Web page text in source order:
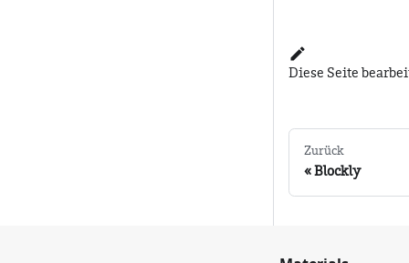
Diese Seite
Zurück
Blockly